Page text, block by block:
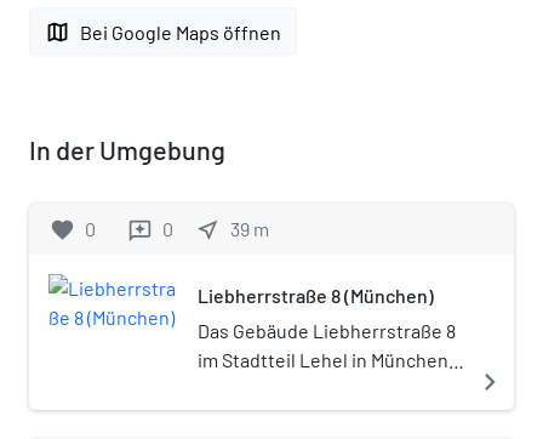
map Bei Google Maps öffnen
In der Umgebung
favorite 0 reviews 0 near_me 39 m
Liebherrstraße 8 (München)
Das Gebäude Liebherrstraße 8
im Stadtteil Lehel in München
Wohnhaus ist ein geschütztes
navigate_next